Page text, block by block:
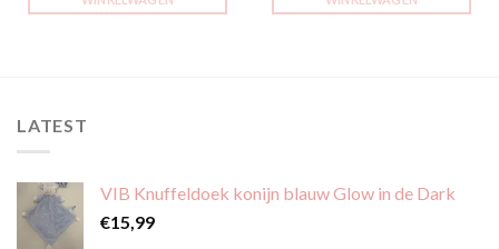
LATEST
VIB Knuffeldoek konijn blauw Glow in de Dark
€15,99